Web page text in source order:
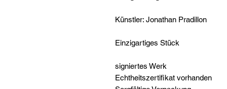
Künstler: Jonathan Pradillon
Einzigartiges Stück
signiertes Werk
Echtheitszertifikat vorhanden